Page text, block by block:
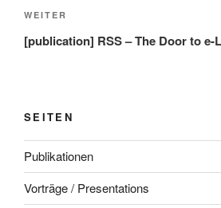
Nächster
Beitrag
WEITER
[publication] RSS – The Door to e-
SEITEN
Publikationen
Vorträge / Presentations